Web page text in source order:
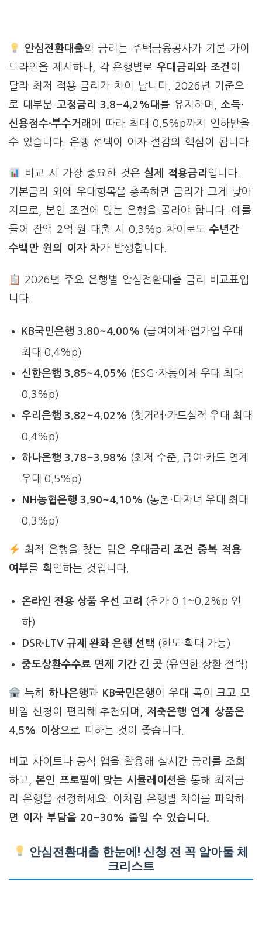
안심전환대출의 금리는 주택금융공사가 기본 가이
드라인을 제시하나, 각 은행별로우대금리와 조건 이
달라 최저 적용 금리가 차이 납니다. 2026년 기준으
로 대부분 고정금리 3.8~4.2%대를 유지하며,소득·
신용점수·부수거래 에 따라 최대 0.5%p까지 인하받을
수 있습니다. 은행 선택이 이자 절감의 핵심이 됩니다.
비교 시 가장 중요한 것은 실제 적용금리 입니다.
기본금리 외에 우대항목을 충족하면 금리가 크게 낮아
지므로, 본인 조건에 맞는 은행을 골라야 합니다. 예를
들어 잔액 2억 원 대출 시 0.3%p 차이로도수년간
수백만 원의 이자 차가 발생합니다.
2026년 주요 은행별 안심전환대출 금리 비교표입
니다.
KB국민은행 3.80~4.00% (급여이체·앱가입 우대
최대 0.4%p)
신한은행 3.85~4.05% (ESG·자동이체 우대 최대
0.3%p)
우리은행 3.82~4.02% (첫거래·카드실적 우대 최대
0.4%p)
하나은행 3.78~3.98% (최저 수준, 급여·카드 연계
우대 0.5%p)
NH농협은행 3.90~4.10% (농촌·다자녀 우대 최대
0.3%p)
최적 은행을 찾는 팁은 우대금리 조건 중복 적용
여부를 확인하는 것입니다.
온라인 전용 상품 우선 고려 (추가 0.1~0.2%p 인
하)
DSR·LTV 규제 완화 은행 선택 (한도 확대 가능)
중도상환수수료 면제 기간 긴 곳(유연한 상환 전략)
특히하나은행과 KB국민은행이 우대 폭이 크고 모
바일 신청이 편리해 추천되며, 저축은행 연계 상품은
4.5% 이상으로 피하는 것이 좋습니다.
비교 사이트나 공식 앱을 활용해 실시간 금리를 조회
하고, 본인 프로필에 맞는 시뮬레이션을 통해 최저금
리 은행을 선정하세요. 이처럼 은행별 차이를 파악하
면
이자 부담을 20~30% 줄일 수 있습니다.
안심전환대출 한눈에! 신청 전 꼭 알아둘 체
크리스트